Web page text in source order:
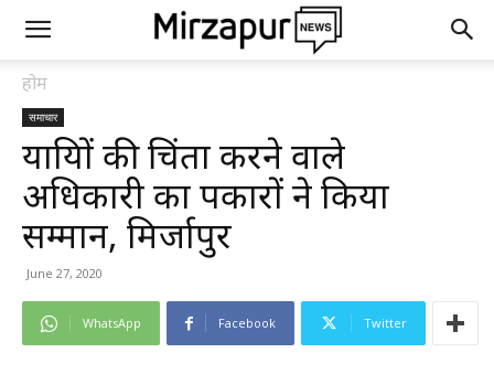
होम
समाचार
यात्रियों की चिंता करने वाले
अधिकारी का पत्रकारों ने किया
सम्मान, मिर्जापुर
June 27, 2020
WhatsApp Facebook Twitter